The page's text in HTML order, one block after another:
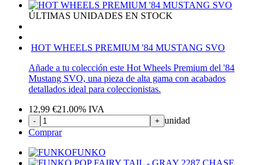
ÚLTIMAS UNIDADES EN STOCK
HOT WHEELS PREMIUM '84 MUSTANG SVO
Añade a tu colección este Hot Wheels Premium del '84
Mustang SVO, una pieza de alta gama con acabados
detallados ideal para coleccionistas.
12,99 €21.00% IVA
- + unidad
Comprar
FUNKO